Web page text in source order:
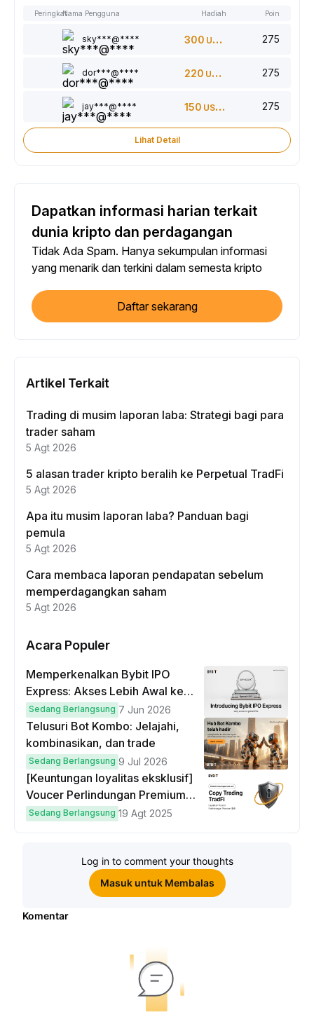
PeringkatNama Pengguna Hadiah Poin
sky***@**** 300 USDT 275
dor***@**** 220 USDT 275
jay***@**** 150 USDT 275
Lihat Detail
Dapatkan informasi harian terkait
dunia kripto dan perdagangan
Tidak Ada Spam. Hanya sekumpulan informasi
yang menarik dan terkini dalam semesta kripto
Daftar sekarang
Artikel Terkait
Trading di musim laporan laba: Strategi bagi para
trader saham
5 Agt 2026
5 alasan trader kripto beralih ke Perpetual TradFi
5 Agt 2026
Apa itu musim laporan laba? Panduan bagi
pemula
5 Agt 2026
Cara membaca laporan pendapatan sebelum
memperdagangkan saham
5 Agt 2026
Acara Populer
Memperkenalkan Bybit IPO
Express: Akses Lebih Awal ke
IPO Global!
Sedang Berlangsung 7 Jun 2026
Telusuri Bot Kombo: Jelajahi,
kombinasikan, dan trade
Sedang Berlangsung 9 Jul 2026
[Keuntungan loyalitas eksklusif]
Voucer Perlindungan Premium
hingga $50
Sedang Berlangsung 19 Agt 2025
Log in to comment your thoughts
Masuk untuk Membalas
Komentar